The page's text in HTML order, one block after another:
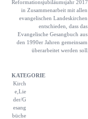
Reformationsjubiläumsjahr 2017
in Zusammenarbeit mit allen
evangelischen Landeskirchen
entschieden, dass das
Evangelische Gesangbuch aus
den 1990er Jahren gemeinsam
überarbeitet werden soll.
Kirch
e,Lie
der/G
esang
büche